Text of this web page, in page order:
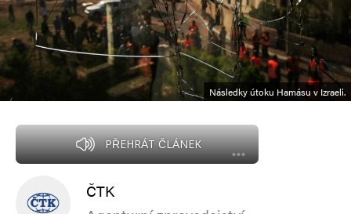
Následky útoku Hamásu v Izraeli.
PŘEHRÁT ČLÁNEK
ČTK